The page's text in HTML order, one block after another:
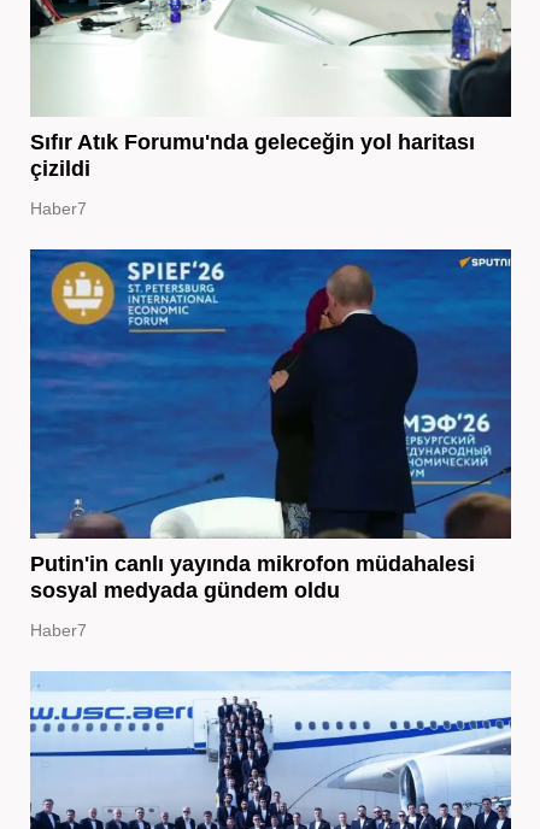
Sıfır Atık Forumu'nda geleceğin yol haritası
çizildi
Haber7
Putin'in canlı yayında mikrofon müdahalesi
sosyal medyada gündem oldu
Haber7